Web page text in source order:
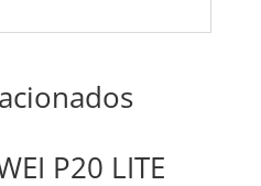
P20 LITE